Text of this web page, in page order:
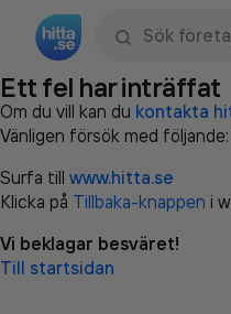
Ett fel har inträffat
Om du vill kan du kontakta
Vänligen försök med följande:
Surfa till www.hitta.se
Klicka på Tillbaka-knappen i
Vi beklagar besväret!
Till startsidan